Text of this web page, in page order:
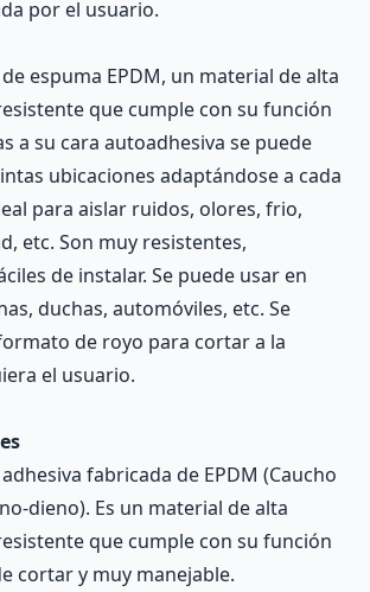
por el usuario.
espuma EPDM, un material de alta
que cumple con su función
a su cara autoadhesiva se puede
ubicaciones adaptándose a cada
para aislar ruidos, olores, frio,
etc. Son muy resistentes,
de instalar. Se puede usar en
duchas, automóviles, etc. Se
de royo para cortar a la
el usuario.
fabricada de EPDM (Caucho
dieno). Es un material de alta
que cumple con su función
cortar y muy manejable.